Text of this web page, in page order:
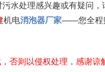
水处理感兴趣或有疑问
机电消泡器厂家——您全程
否则以侵权处理，感谢谅